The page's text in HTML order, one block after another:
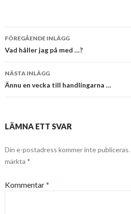
Inläggsnavigering
FÖREGÅENDE INLÄGG
Vad håller jag på med …?
NÄSTA INLÄGG
Ännu en vecka till handlingarna …
LÄMNA ETT SVAR
Din e-postadress kommer inte publiceras.
märkta *
Kommentar*